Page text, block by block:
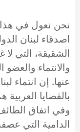
نحن نعول في هذا
اصدقاء لبنان
الشقيقة، التي لا
والانتماء
عنها. إن انتماء
بالقضايا
وفي اتفاق
الدامية التي